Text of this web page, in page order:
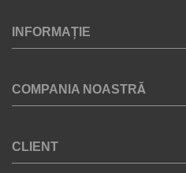
INFORMAȚIE
COMPANIA NOASTRĂ
CLIENT